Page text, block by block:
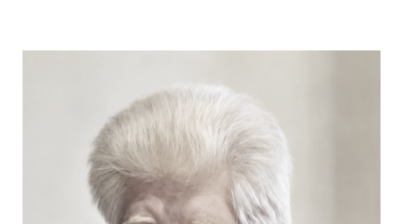
Michielsen Elvire